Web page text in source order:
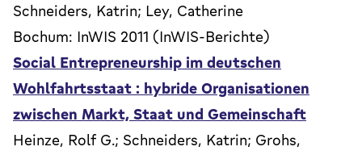
Schneiders, Katrin; Ley, Catherine
Bochum: InWIS 2011 (InWIS-Berichte)
Social Entrepreneurship im deutschen
Wohlfahrtsstaat : hybride Organisationen
zwischen Markt, Staat und Gemeinschaft
Heinze, Rolf G.; Schneiders, Katrin; Grohs,